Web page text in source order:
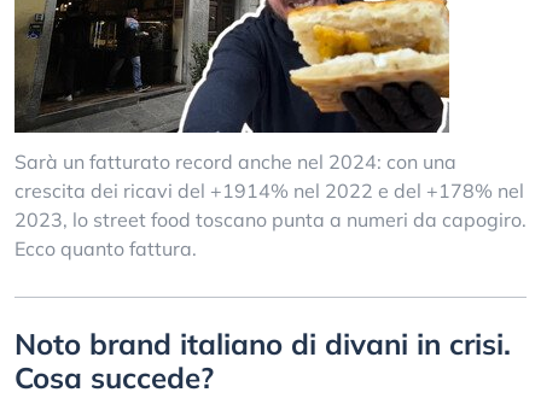
Sarà un fatturato record anche nel 2024: con una
crescita dei ricavi del +1914% nel 2022 e del +178% nel
2023, lo street food toscano punta a numeri da capogiro.
Ecco quanto fattura.
Noto brand italiano di divani in crisi.
Cosa succede?